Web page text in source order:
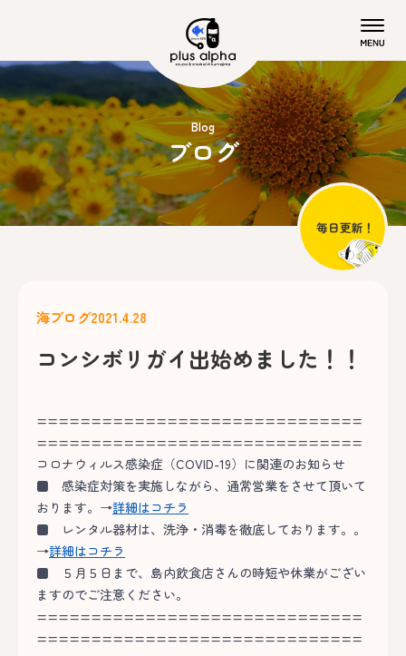
Blog
ブログ
海ブログ2021.4.28
コンシボリガイ出始めました！！
==============================
==============================
コロナウィルス感染症（COVID-19）に関連のお知らせ
■ 感染症対策を実施しながら、通常営業をさせて頂いて
おります。→詳細はコチラ
■ レンタル器材は、洗浄・消毒を徹底しております。。
→詳細はコチラ
■ ５月５日まで、島内飲食店さんの時短や休業がござい
ますのでご注意ください。
==============================
==============================